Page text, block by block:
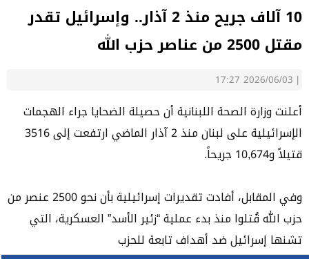
10 آلاف جريح منذ 2 آذار.. وإسرائيل تقدر
مقتل 2500 من عناصر حزب الله
|
2026/06/03 17:27
أعلنت وزارة الصحة اللبنانية أن حصيلة الضحايا جراء الهجمات
الإسرائيلية على لبنان منذ 2 آذار الماضي ارتفعت إلى 3516
قتيلاً و10,674 جريحاً.
وفي المقابل، أفادت تقديرات إسرائيلية بأن نحو 2500 عنصر من
حزب الله قُتلوا منذ بدء عملية “زئير الأسد” العسكرية، التي
تشنها إسرائيل ضد أهداف تابعة للحزب